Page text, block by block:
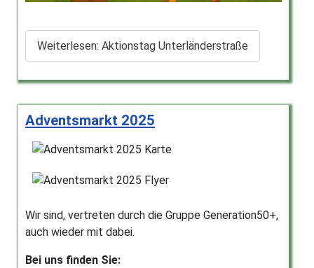
Weiterlesen: Aktionstag Unterländerstraße
Adventsmarkt 2025
Wir sind, vertreten durch die Gruppe Generation50+,
auch wieder mit dabei.
Bei uns finden Sie: